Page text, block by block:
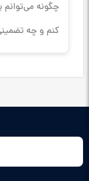
کنم و چه